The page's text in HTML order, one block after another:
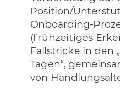
Position/
Onboarding-
(frühzeitiges
Fallstricke in den
Tagen“,
von